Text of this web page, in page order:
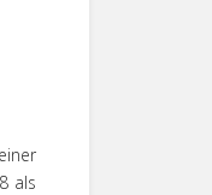
als